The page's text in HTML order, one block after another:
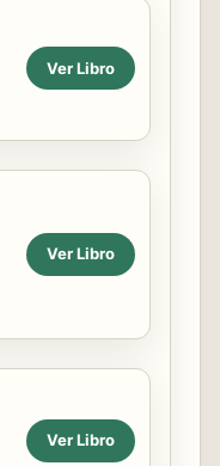
Ver Libro
Ver Libro
Ver Libro